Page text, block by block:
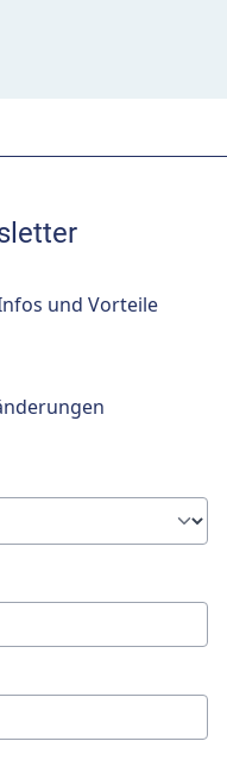
und Vorteile